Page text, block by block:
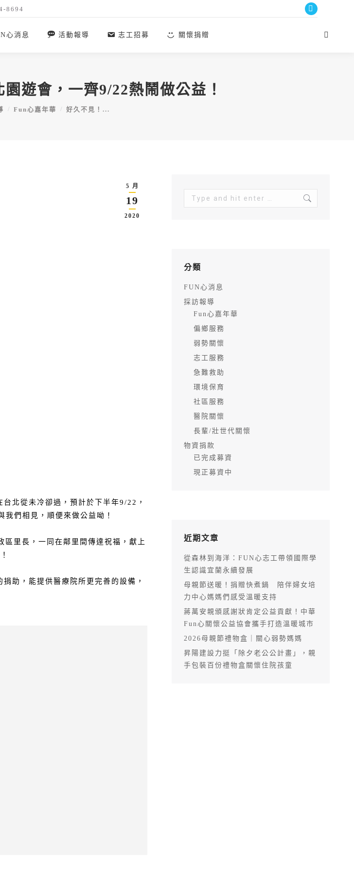
8694
Facebook
opens
心消息 活動報導 志工招募 關懷捐贈 Search:
遊會，一齊9/22熱鬧做公益！
Fun心嘉年華 好久不見！...
5 月
19
2020
北從未冷卻過，預計於下半年9/22，
們相見，順便來做公益呦！
區里長，一同在鄰里間傳達祝福，獻上
助，能提供醫療院所更完善的設備，
Search:
分類
FUN心消息
採訪報導
Fun心嘉年華
偏鄉服務
弱勢關懷
志工服務
急難救助
環境保育
社區服務
醫院關懷
長輩/壯世代關懷
物資捐款
已完成募資
現正募資中
近期文章
從森林到海洋：FUN心志工帶領國際學
生認識宜蘭永續發展
母親節送暖！捐贈快煮鍋 陪伴婦女培
力中心媽媽們感受溫暖支持
蔣萬安親頒感謝狀肯定公益貢獻！中華
Fun心關懷公益協會攜手打造溫暖城市
2026母親節禮物盒｜關心弱勢媽媽
昇陽建設力挺「除夕老公公計畫」，親
手包裝百份禮物盒關懷住院孩童